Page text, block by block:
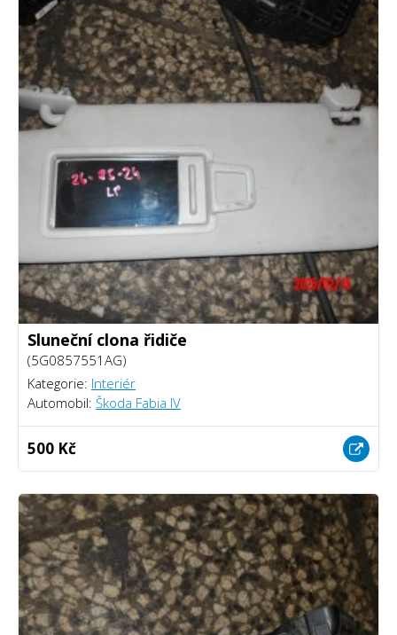
Sluneční clona řidiče
(5G0857551AG)
Kategorie: Interiér
Automobil: Škoda Fabia IV
500 Kč